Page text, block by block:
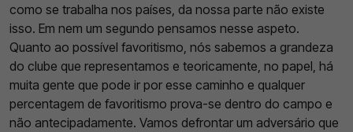
como se trabalha nos países, da nossa parte não existe
isso. Em nem um segundo pensamos nesse aspeto.
Quanto ao possível favoritismo, nós sabemos a grandeza
do clube que representamos e teoricamente, no papel, há
muita gente que pode ir por esse caminho e qualquer
percentagem de favoritismo prova-se dentro do campo e
não antecipadamente. Vamos defrontar um adversário que